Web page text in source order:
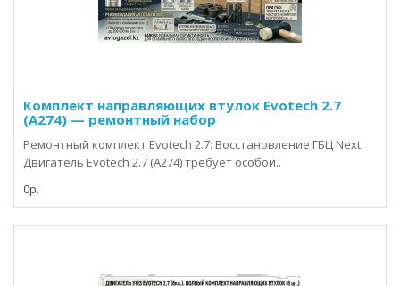
Комплект направляющих втулок Evotech 2.7
(A274) — ремонтный набор
Ремонтный комплект Evotech 2.7: Восстановление ГБЦ Next
Двигатель Evotech 2.7 (A274) требует особой..
0р.